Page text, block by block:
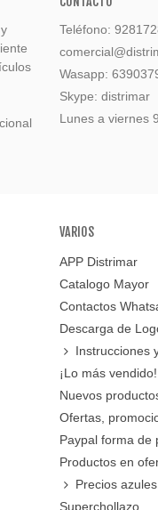
Teléfono:
Wasapp:
Skype: distrimar
Lunes a viernes
VARIOS
APP Distrimar
Catalogo Mayor
Contactos
Descarga de
Instrucciones
¡Lo más vendido!
Nuevos
Ofertas,
Paypal forma de
Productos en
Precios azules
Superchollazo